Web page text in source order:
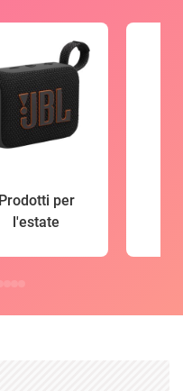
Prodotti per
l'estate